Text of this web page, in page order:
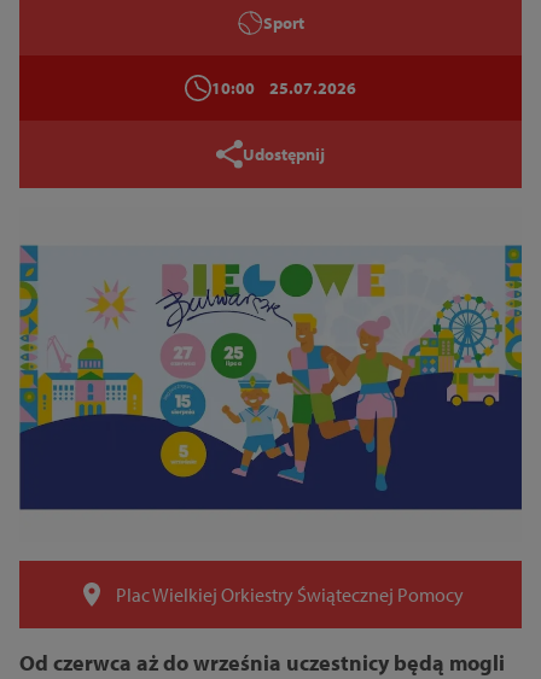
Sport
10:00 25.07.2026
Udostępnij
Plac Wielkiej Orkiestry Świątecznej Pomocy
Od czerwca aż do września uczestnicy będą mogli